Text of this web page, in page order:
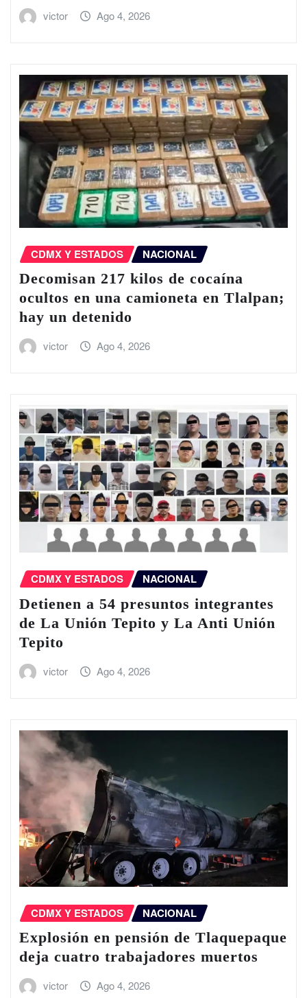
victor Ago 4, 2026
CDMX Y ESTADOS NACIONAL
Decomisan 217 kilos de cocaína
ocultos en una camioneta en Tlalpan;
hay un detenido
victor Ago 4, 2026
CDMX Y ESTADOS NACIONAL
Detienen a 54 presuntos integrantes
de La Unión Tepito y La Anti Unión
Tepito
victor Ago 4, 2026
CDMX Y ESTADOS NACIONAL
Explosión en pensión de Tlaquepaque
deja cuatro trabajadores muertos
victor Ago 4, 2026